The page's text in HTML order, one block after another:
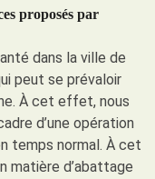
proposés par
dans la ville de
peut se prévaloir
À cet effet, nous
d’une opération
temps normal. À cet
matière d’abattage